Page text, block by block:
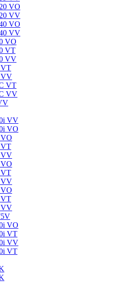
VO
VV
VO
VV
VO
VT
VV
VV
VT
VV
VV
VO
VV
VV
VV
VO
VT
VV
VT